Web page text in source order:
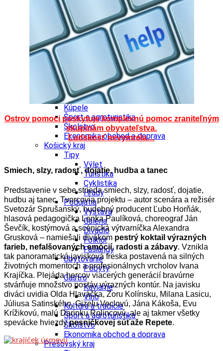
Podujatia
Výstava
Galéria
Festival
Wellness
Gastro
Kaviarne
Kultúra a tradície
Kúpele
Šport a agroturistika
Školstvo
Ekonomika obchod a doprava
Košický kraj
Tipy
Výlet
Turistika
Cyklistika
Hrady
Podujatia
Výstava
Galéria
Divadlo
Folklór
Fašiangy
Ubytovanie
Pobyty
Gastro
Kaviarne
Víno
Kultúra a tradície
Šport a agroturistika
Školstvo
Ekonomika obchod a doprava
Prešovský kraj
Ostrov pomoci poskytuje komplexnú pomoc zraniteľným
skupinám obyvateľstva.
Ľudskosť nevymrela…
Smiech, slzy, radosť, dojatie, hudba a tanec
Predstavenie v sebe strieda smiech, slzy, radosť, dojatie,
hudbu aj tanec. Tvorcovia projektu – autor scenára a režisér
Svetozár Sprušanský, hudobný producent Ľubo Horňák,
hlasová pedagogička Lenka Paulíková, choreograf Ján
Ševčík, kostýmová a scénická výtvarníčka Alexandra
Grusková – namiešali divákom pestrý koktail výrazných
farieb, nefalšovaných emócií, radosti a zábavy. Vznikla
tak panoramatická javisková freska postavená na silných
životných momentoch a profesionálnych vrcholov Ivana
Krajíčka. Plejáda hercov viacerých generácií bravúrne
stvárňuje množstvo postáv výrazných kontúr. Na javisku
diváci uvidia Olda Hlaváčka, Zoru Kolínsku, Milana Lasicu,
Júliusa Satinského, Gizelu Veclovú, Jána Kákoša, Evu
Krížikovú, malú Darinku Rolincovú, ale aj takmer všetky
spevácke hviezdypesničkovej súťaže Repete.